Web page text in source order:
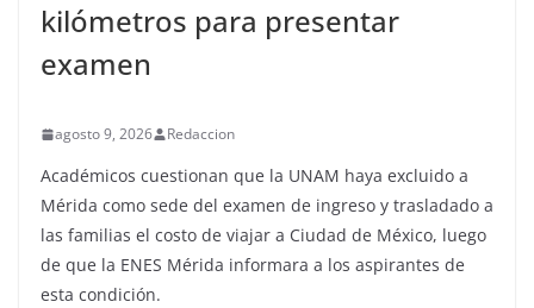
kilómetros para presentar
examen
agosto 9, 2026 Redaccion
Académicos cuestionan que la UNAM haya excluido a
Mérida como sede del examen de ingreso y trasladado a
las familias el costo de viajar a Ciudad de México, luego
de que la ENES Mérida informara a los aspirantes de
esta condición.